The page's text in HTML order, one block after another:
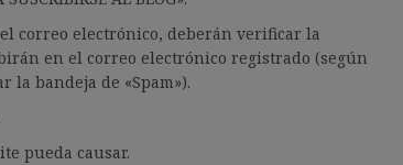
correo electrónico, deberán verificar la
en el correo electrónico registrado (según
la bandeja de «Spam»).
pueda causar.